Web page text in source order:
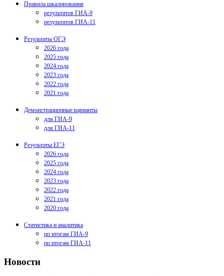
Правила шкалирования
результатов ГИА-9
результатов ГИА-11
Результаты ОГЭ
2026 года
2025 года
2024 года
2023 года
2022 года
2021 года
Демонстрационные варианты
для ГИА-9
для ГИА-11
Результаты ЕГЭ
2026 года
2025 года
2024 года
2023 года
2022 года
2021 года
2020 года
Статистика и аналитика
по итогам ГИА-9
по итогам ГИА-11
Новости